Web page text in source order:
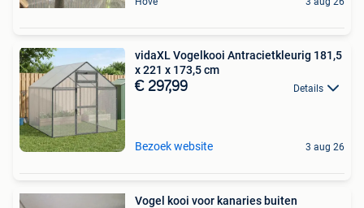
vidaXL Vogelkooi Antracietkleurig 181,5
x 221 x 173,5 cm
€ 297,99 Details
Bezoek website 3 aug 26
Vogel kooi voor kanaries buiten